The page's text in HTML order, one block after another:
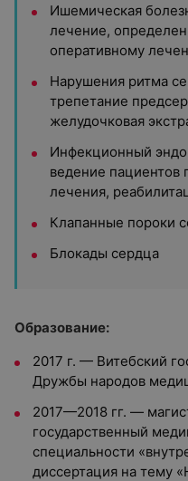
Ишемическая
лечение,
оперативному
Нарушения ритма
трепетание
желудочковая
Инфекционный
ведение пациентов
лечения,
Клапанные пороки
Блокады сердца
Образование:
2017 г. — Витебский
Дружбы народов
2017—2018 гг. —
государственный
специальности
диссертация на тему